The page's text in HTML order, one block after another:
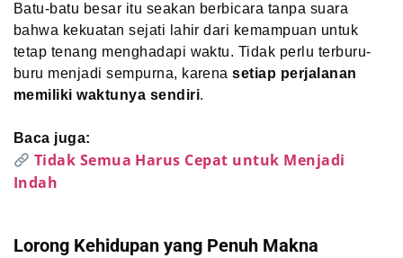
Batu-batu besar itu seakan berbicara tanpa suara
bahwa kekuatan sejati lahir dari kemampuan untuk
tetap tenang menghadapi waktu. Tidak perlu terburu-
buru menjadi sempurna, karenasetiap perjalanan
memiliki waktunya sendiri.
Baca juga:
Tidak Semua Harus Cepat untuk Menjadi
Indah
Lorong Kehidupan yang Penuh Makna